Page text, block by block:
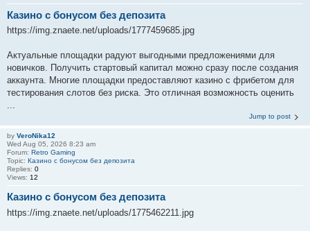
Казино с бонусом без депозита
https://img.znaete.net/uploads/1777459685.jpg
Актуальные площадки радуют выгодными предложениями для
новичков. Получить стартовый капитал можно сразу после создания
аккаунта. Многие площадки предоставляют казино с фрибетом для
тестирования слотов без риска. Это отличная возможность оценить
...
Jump to post
by VeroNika12
Wed Aug 05, 2026 8:23 am
Forum: Retro Gaming
Topic: Казино с бонусом без депозита
Replies: 0
Views: 12
Казино с бонусом без депозита
https://img.znaete.net/uploads/1775462211.jpg